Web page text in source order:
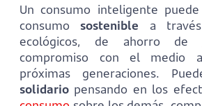
Un consumo inteligente
consumo sostenible a
ecológicos, de ahorro de
compromiso con el medio
próximas generaciones.
solidario pensando en los